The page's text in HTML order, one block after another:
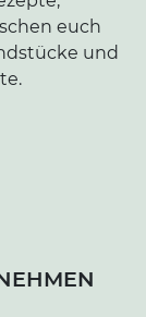
euch
und